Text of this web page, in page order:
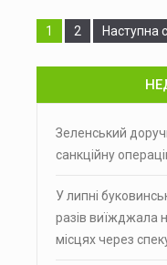
Сторінка
1 Сторінка
2 Наступна
Зеленський
санкційну
У липні
разів виїжджала
місцях через